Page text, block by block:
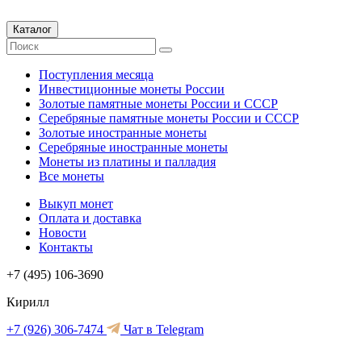
Каталог
Поступления месяца
Инвестиционные монеты России
Золотые памятные монеты России и СССР
Серебряные памятные монеты России и СССР
Золотые иностранные монеты
Серебряные иностранные монеты
Монеты из платины и палладия
Все монеты
Выкуп монет
Оплата и доставка
Новости
Контакты
+7 (495) 106-3690
Кирилл
+7 (926) 306-7474
Чат в Telegram